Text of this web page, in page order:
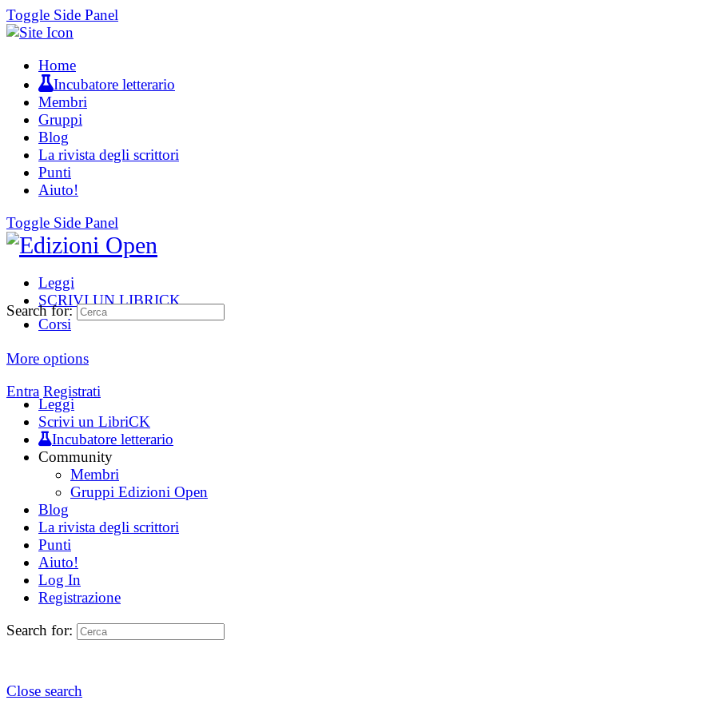
Toggle Side Panel
Home
Incubatore letterario
Membri
Gruppi
Blog
La rivista degli scrittori
Punti
Aiuto!
Toggle Side Panel
Leggi
SCRIVI UN LIBRICK
Corsi
More options
Entra Registrati
Search for:
Leggi
Scrivi un LibriCK
Incubatore letterario
Community
Membri
Gruppi Edizioni Open
Blog
La rivista degli scrittori
Punti
Aiuto!
Log In
Registrazione
Search for:
Close search